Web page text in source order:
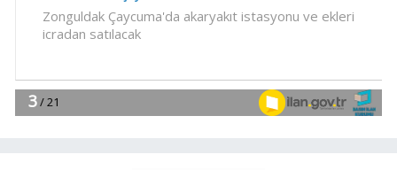
18:44Görevden uzaklaştırılan Utku